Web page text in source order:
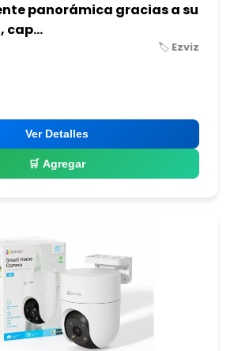
panorámica gracias a su
cap...
🏷️ Ezviz
Ver Detalles
🛒 Agregar